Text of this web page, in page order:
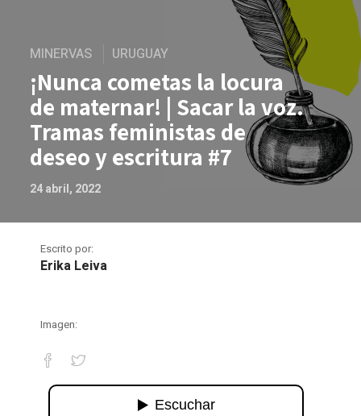
MINERVAS URUGUAY
¡Nunca cometas la locura
de maternar! | Sacar la voz.
Tramas feministas de
deseo y escritura #7
24 abril, 2022
Escrito por:
Erika Leiva
Imagen:
¡Nunca cometas la locura de